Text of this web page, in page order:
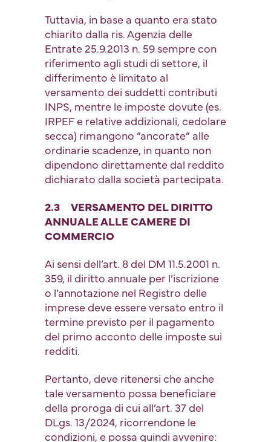
Tuttavia, in base a quanto era stato
chiarito dalla ris. Agenzia delle
Entrate 25.9.2013 n. 59 sempre con
riferimento agli studi di settore, il
differimento è limitato al
versamento dei suddetti contributi
INPS, mentre le imposte dovute (es.
IRPEF e relative addizionali, cedolare
secca) rimangono “ancorate” alle
ordinarie scadenze, in quanto non
dipendono direttamente dal reddito
dichiarato dalla società partecipata.
2.3 VERSAMENTO DEL DIRITTO
ANNUALE ALLE CAMERE DI
COMMERCIO
Ai sensi dell’art. 8 del DM 11.5.2001 n.
359, il diritto annuale per l’iscrizione
o l’annotazione nel Registro delle
imprese deve essere versato entro il
termine previsto per il pagamento
del primo acconto delle imposte sui
redditi.
Pertanto, deve ritenersi che anche
tale versamento possa beneficiare
della proroga di cui all’art. 37 del
DLgs. 13/2024, ricorrendone le
condizioni, e possa quindi avvenire: